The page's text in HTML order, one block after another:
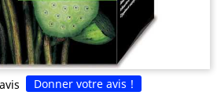
Donner votre avis !